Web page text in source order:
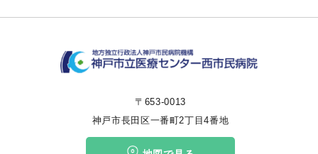
〒653-0013
神戸市長田区一番町2丁目4番地